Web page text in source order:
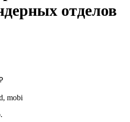
отделов
mobi